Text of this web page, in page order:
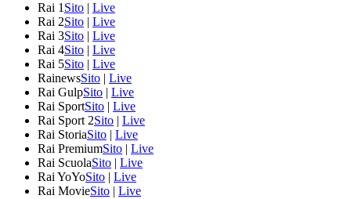
Rai 1 Sito | Live
Rai 2Sito | Live
Rai 3Sito | Live
Rai 4Sito | Live
Rai 5Sito | Live
RainewsSito | Live
Rai GulpSito | Live
Rai SportSito | Live
Rai Sport 2Sito | Live
Rai StoriaSito | Live
Rai PremiumSito | Live
Rai ScuolaSito | Live
Rai YoYoSito | Live
Rai MovieSito | Live